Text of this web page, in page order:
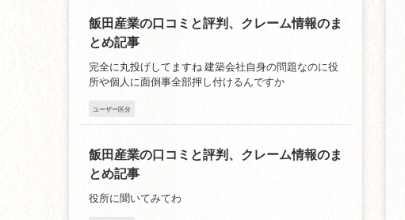
飯田産業の口コミと評判、クレーム情報のま
とめ記事
完全に丸投げしてますね 建築会社自身の問題なのに役
所や個人に面倒事全部押し付けるんですか
ユーザー区分
飯田産業の口コミと評判、クレーム情報のま
とめ記事
役所に聞いてみてわ